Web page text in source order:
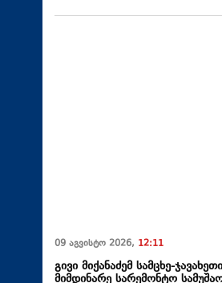
09 აგვისტო 2026, 12:11
გივი მიქანაძემ სამცხე-
მიმდინარე სარემონტო